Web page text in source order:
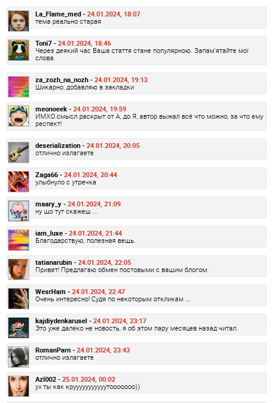
La_Flame_med - 24.01.2024, 18:07
тема реально старая
Toni7 - 24.01.2024, 18:46
Через деякий час Ваша стаття стане популярною. Запам'ятайте мої
слова.
za_zozh_na_nozh - 24.01.2024, 19:13
Шикарно, добавляю в закладки
meonoeek - 24.01.2024, 19:59
ИМХО смысл раскрыт от А, до Я, автор выжал всё что можно, за что ему
респект!
deserialization - 24.01.2024, 20:05
отлично излагаете
Zaga66 - 24.01.2024, 20:44
улыбнуло с утречка
maary_y - 24.01.2024, 21:09
ну що тут скажеш ...
iam_luxe - 24.01.2024, 21:44
Благодарствую, полезная вещь.
tatianarubin - 24.01.2024, 22:05
Привет! Предлагаю обмен постовыми с вашим блогом.
WesrHam - 24.01.2024, 22:47
Очень интересно! Судя по некоторым откликам ….
kajdiydenkarusel - 24.01.2024, 23:17
Это уже далеко не новость, я об этом пару месяцев назад читал.
RomanParn - 24.01.2024, 23:43
отлично излагаете
Azl002 - 25.01.2024, 00:02
ух ты как крууууууууууутооооооо))